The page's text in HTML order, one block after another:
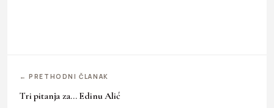
← PRETHODNI ČLANAK
Tri pitanja za… Edinu Alić